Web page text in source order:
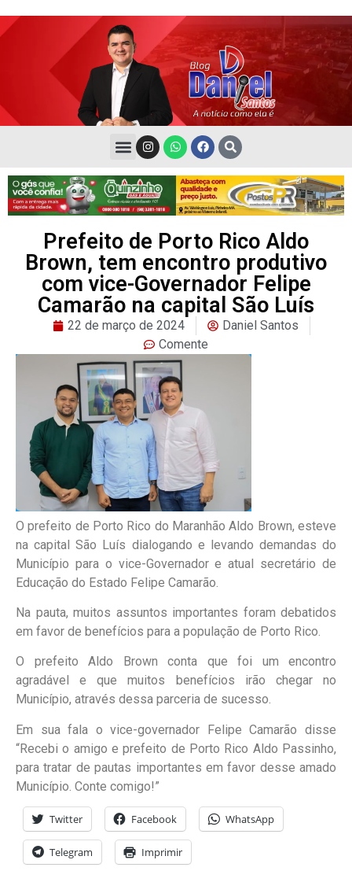
Prefeito de Porto Rico Aldo
Brown, tem encontro produtivo
com vice-Governador Felipe
Camarão na capital São Luís
22 de março de 2024
Daniel Santos
Comente
O prefeito de Porto Rico do Maranhão Aldo Brown, esteve
na capital São Luís dialogando e levando demandas do
Município para o vice-Governador e atual secretário de
Educação do Estado Felipe Camarão.
Na pauta, muitos assuntos importantes foram debatidos
em favor de benefícios para a população de Porto Rico.
O prefeito Aldo Brown conta que foi um encontro
agradável e que muitos benefícios irão chegar no
Município, através dessa parceria de sucesso.
Em sua fala o vice-governador Felipe Camarão disse
“Recebi o amigo e prefeito de Porto Rico Aldo Passinho,
para tratar de pautas importantes em favor desse amado
Município. Conte comigo!”
Twitter Facebook WhatsApp
Telegram Imprimir